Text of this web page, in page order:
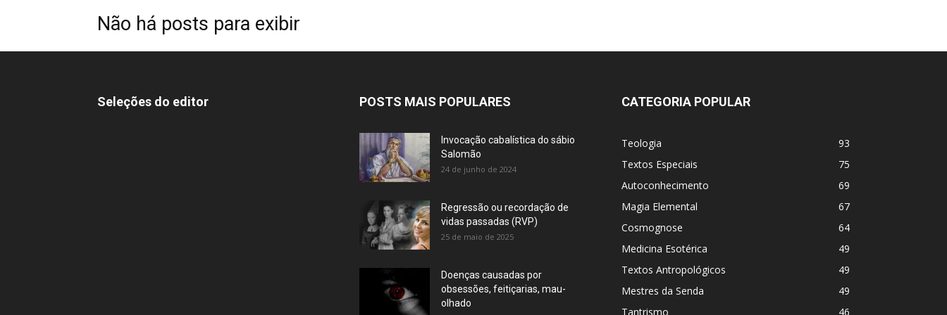
Não há posts para exibir
Seleções do editor POSTS MAIS POPULARES
Invocação cabalística do sábio
Salomão
24 de junho de 2024
Regressão ou recordação de
vidas passadas (RVP)
25 de maio de 2025
Doenças causadas por
obsessões, feitiçarias, mau-
olhado
CATEGORIA POPULAR
Teologia
93
Textos Especiais
75
Autoconhecimento
69
Magia Elemental
67
Cosmognose
64
Medicina Esotérica
49
Textos Antropológicos
49
Mestres da Senda
49
Tantrismo
46